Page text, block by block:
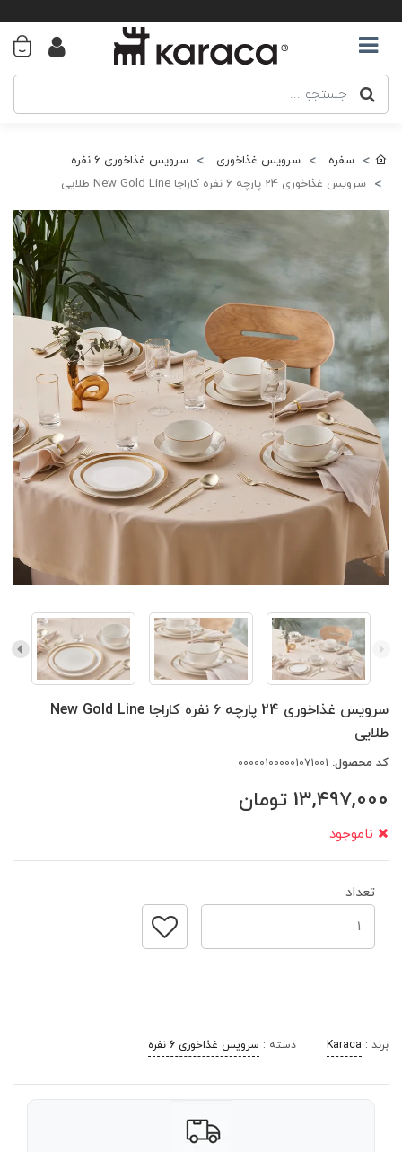
سفره سرویس غذاخوری
سرویس غذاخوری 6 نفره
سرویس غذاخوری 24 پارچه ۶ نفره کاراجا New Gold Line طلایی
سرویس غذاخوری 24 پارچه ۶ نفره کاراجا New Gold Line
طلایی
کد محصول:
13,497,000 تومان
ناموجود
تعداد
برند : Karaca دسته : سرویس غذاخوری 6 نفره